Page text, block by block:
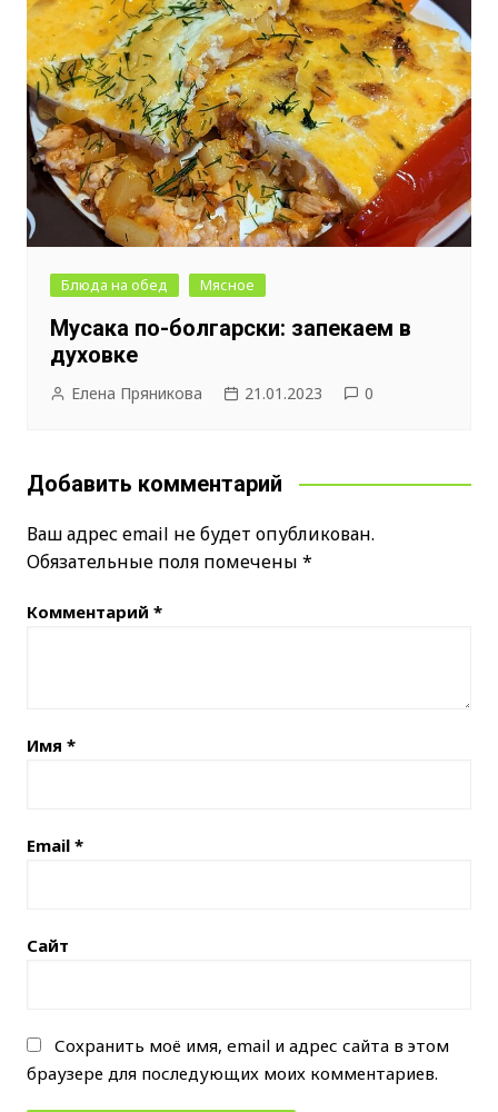
Блюда на обед Мясное
Мусака по-болгарски: запекаем в
духовке
Елена Пряникова 21.01.2023 0
Добавить комментарий
Ваш адрес email не будет опубликован.
Обязательные поля помечены *
Комментарий *
Имя *
Email *
Сайт
Сохранить моё имя, email и адрес сайта в этом
браузере для последующих моих комментариев.